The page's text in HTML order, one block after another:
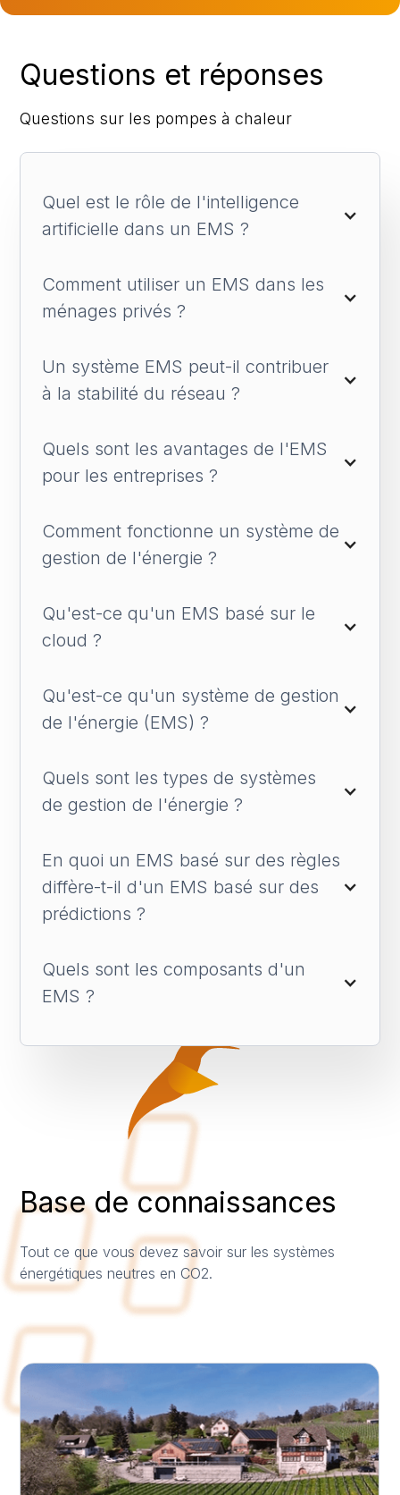
Questions et réponses
Questions sur les pompes à chaleur
Quel est le rôle de l'intelligence
artificielle dans un EMS ?
Comment utiliser un EMS dans les
ménages privés ?
Un système EMS peut-il contribuer
à la stabilité du réseau ?
Quels sont les avantages de l'EMS
pour les entreprises ?
Comment fonctionne un système de
gestion de l'énergie ?
Qu'est-ce qu'un EMS basé sur le
cloud ?
Qu'est-ce qu'un système de gestion
de l'énergie (EMS) ?
Quels sont les types de systèmes
de gestion de l'énergie ?
En quoi un EMS basé sur des règles
diffère-t-il d'un EMS basé sur des
prédictions ?
Quels sont les composants d'un
EMS ?
Base de connaissances
Tout ce que vous devez savoir sur les systèmes
énergétiques neutres en CO2.